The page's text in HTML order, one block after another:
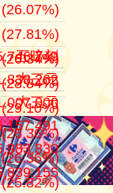
上大部分
免安裝，
358,081
319,515
318,171
309,561
297,690
五暗刻
大三元
大三元